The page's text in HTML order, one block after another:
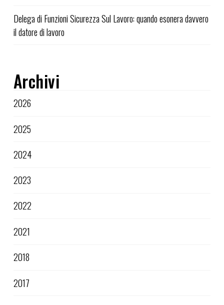
Delega di Funzioni Sicurezza Sul Lavoro: quando esonera davvero
il datore di lavoro
Archivi
2026
2025
2024
2023
2022
2021
2018
2017